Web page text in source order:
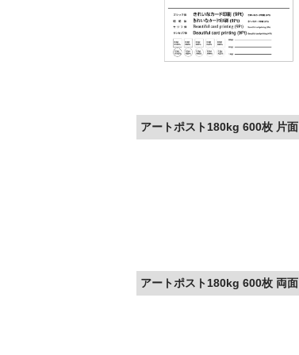
アートポスト180kg 600枚 片面
アートポスト180kg 600枚 両面